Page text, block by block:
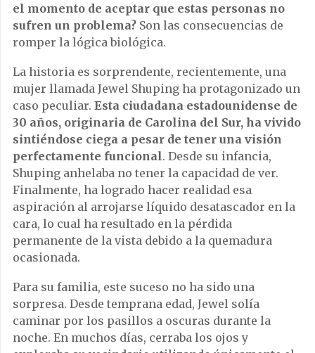
el momento de aceptar que estas personas no
sufren un problema? Son las consecuencias de
romper la lógica biológica.
La historia es sorprendente, recientemente, una
mujer llamada Jewel Shuping ha protagonizado un
caso peculiar. Esta ciudadana estadounidense de
30 años, originaria de Carolina del Sur, ha vivido
sintiéndose ciega a pesar de tener una visión
perfectamente funcional. Desde su infancia,
Shuping anhelaba no tener la capacidad de ver.
Finalmente, ha logrado hacer realidad esa
aspiración al arrojarse líquido desatascador en la
cara, lo cual ha resultado en la pérdida
permanente de la vista debido a la quemadura
ocasionada.
Para su familia, este suceso no ha sido una
sorpresa. Desde temprana edad, Jewel solía
caminar por los pasillos a oscuras durante la
noche. En muchos días, cerraba los ojos y